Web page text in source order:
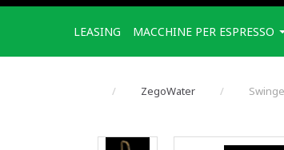
LEASING MACCHINE PER ESPRESSO
ZegoWater